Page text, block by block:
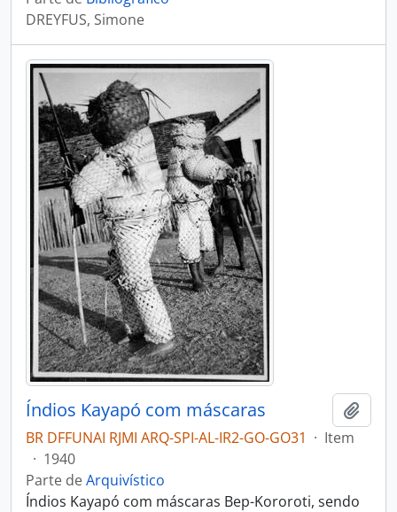
DREYFUS, Simone
Índios Kayapó com máscaras
BR DFFUNAI RJMI ARQ-SPI-AL-IR2-GO-GO31 · Item
· 1940
Parte deArquivístico
Índios Kayapó com máscaras Bep-Kororoti, sendo